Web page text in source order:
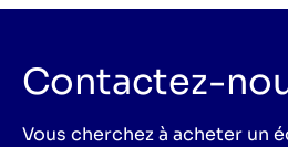
Contactez-
Vous cherchez à acheter un